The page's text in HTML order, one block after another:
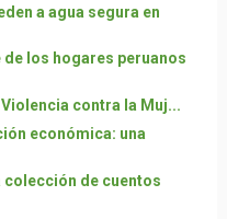
a agua segura en
de los hogares peruanos
contra la Muj...
económica: una
colección de cuentos